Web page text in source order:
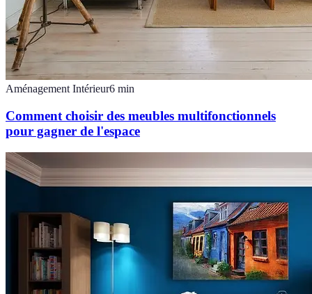
Aménagement Intérieur6 min
Comment choisir des meubles multifonctionnels
pour gagner de l'espace